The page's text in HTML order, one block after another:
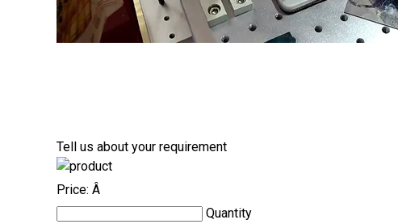
Tell us about your requirement
Price: Â
Quantity